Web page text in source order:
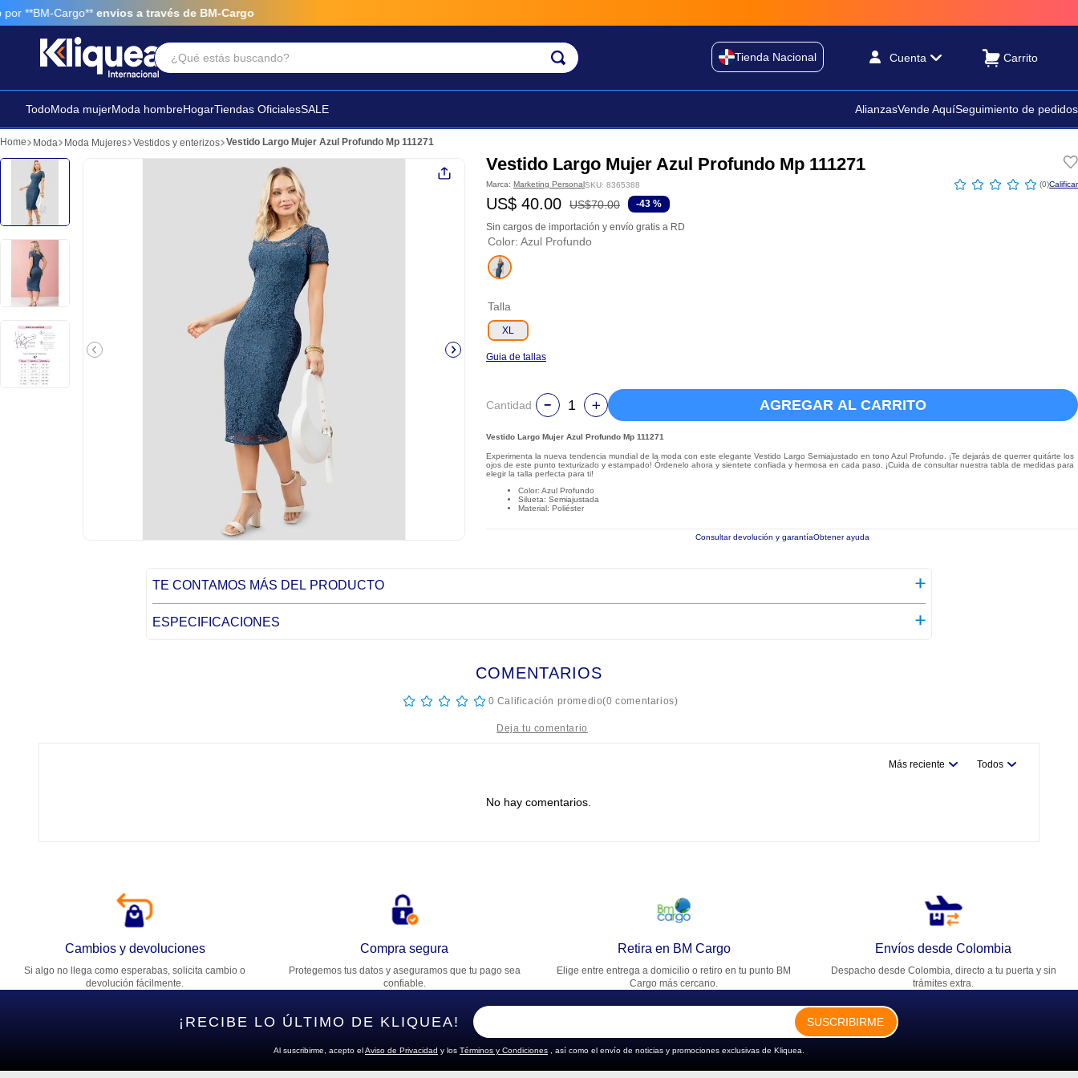
Cargo** envios a través de BM-Cargo
¿Qué estás buscando?
Tienda Nacional Cuenta
TodoModa mujerModa hombreHogarTiendas OficialesSALE AlianzasVende AquíSeguimiento de pedidos
Moda Moda Mujeres Vestidos y enterizos Vestido Largo Mujer Azul Profundo Mp 111271
Vestido Largo Mujer Azul Profundo Mp 111271
Marca: Marketing PersonalSKU: 8365388 ☆ ☆ ☆ ☆ ☆ (0)
US$ 40.00 US$70.00 -43 %
Sin cargos de importación y envío gratis a RD
Color: Azul Profundo
Talla
XL
Guia de tallas
Cantidad AGREGAR AL CARRITO
Vestido Largo Mujer Azul Profundo Mp 111271
Experimenta la nueva tendencia mundial de la moda con este elegante Vestido Largo Semiajustado en tono Azul Profundo. ¡Te dejarás de querrer quitárte los
ojos de este punto texturizado y estampado! Órdenelo ahora y sientete confiada y hermosa en cada paso. ¡Cuida de consultar nuestra tabla de medidas para
elegir la talla perfecta para ti!
Color: Azul Profundo
Silueta: Semiajustada
Material: Poliéster
Consultar devolución y garantíaObtener ayuda
TE CONTAMOS MÁS DEL PRODUCTO
ESPECIFICACIONES
COMENTARIOS
☆ ☆ ☆ ☆ ☆ 0 Calificación promedio(0 comentarios)
Dirección de email
Escribe un comentario
Más reciente Todos
No hay comentarios.
Cambios y devoluciones
Si algo no llega como esperabas, solicita cambio o
devolución fácilmente.
Compra segura
Protegemos tus datos y aseguramos que tu pago sea
confiable.
Retira en BM Cargo
Elige entre entrega a domicilio o retiro en tu punto BM
Cargo más cercano.
Envíos desde Colombia
Despacho desde Colombia, directo a tu puerta y sin
trámites extra.
¡RECIBE LO ÚLTIMO DE KLIQUEA! SUSCRIBIRME
Al suscribirme, acepto elAviso de Privacidad y los Términos y Condiciones , así como el envío de noticias y promociones exclusivas de Kliquea.
Términos Más Buscados
2. sandalia